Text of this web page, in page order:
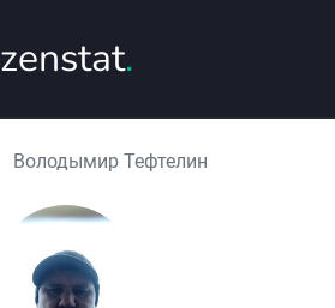
zenstat.
Володымир Тефтелин